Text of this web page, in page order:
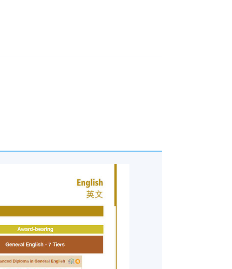
讀制英語語言課程，而無需辦理簽證安
非本地申請者必須出示許可證和/或簽證